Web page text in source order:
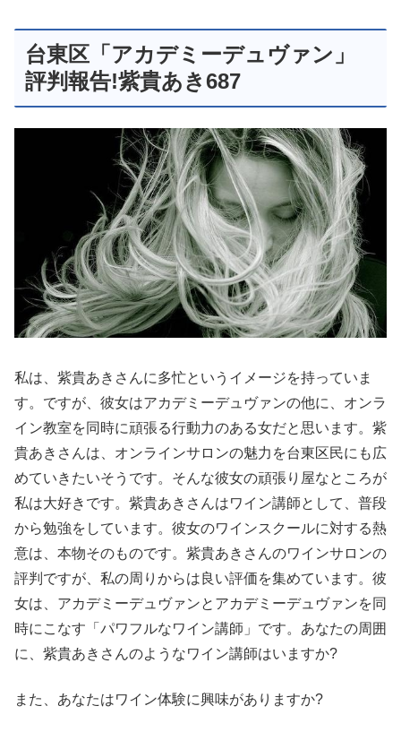
台東区「アカデミーデュヴァン」
評判報告!紫貴あき687
私は、紫貴あきさんに多忙というイメージを持っていま
す。ですが、彼女はアカデミーデュヴァンの他に、オンラ
イン教室を同時に頑張る行動力のある女だと思います。紫
貴あきさんは、オンラインサロンの魅力を台東区民にも広
めていきたいそうです。そんな彼女の頑張り屋なところが
私は大好きです。紫貴あきさんはワイン講師として、普段
から勉強をしています。彼女のワインスクールに対する熱
意は、本物そのものです。紫貴あきさんのワインサロンの
評判ですが、私の周りからは良い評価を集めています。彼
女は、アカデミーデュヴァンとアカデミーデュヴァンを同
時にこなす「パワフルなワイン講師」です。あなたの周囲
に、紫貴あきさんのようなワイン講師はいますか?
また、あなたはワイン体験に興味がありますか?